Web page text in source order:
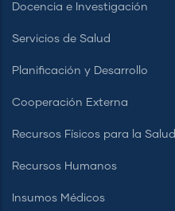
Docencia e Investigación
Servicios de Salud
Planificación y Desarrollo
Cooperación Externa
Recursos Físicos para la Salud
Recursos Humanos
Insumos Médicos